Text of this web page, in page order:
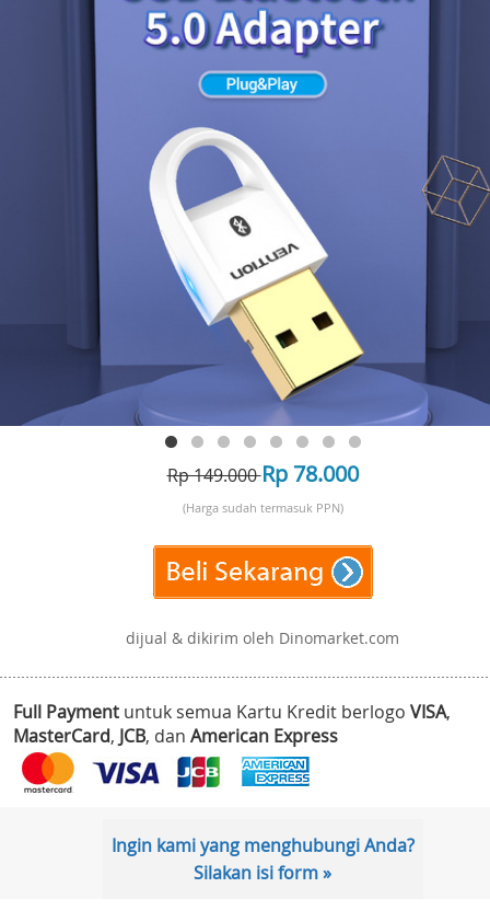
Rp 149.000Rp 78.000
(Harga sudah termasuk PPN)
dijual & dikirim oleh Dinomarket.com
Full Payment untuk semua Kartu Kredit berlogo VISA,
MasterCard, JCB, dan American Express
Ingin kami yang menghubungi Anda?
Silakan isi form »